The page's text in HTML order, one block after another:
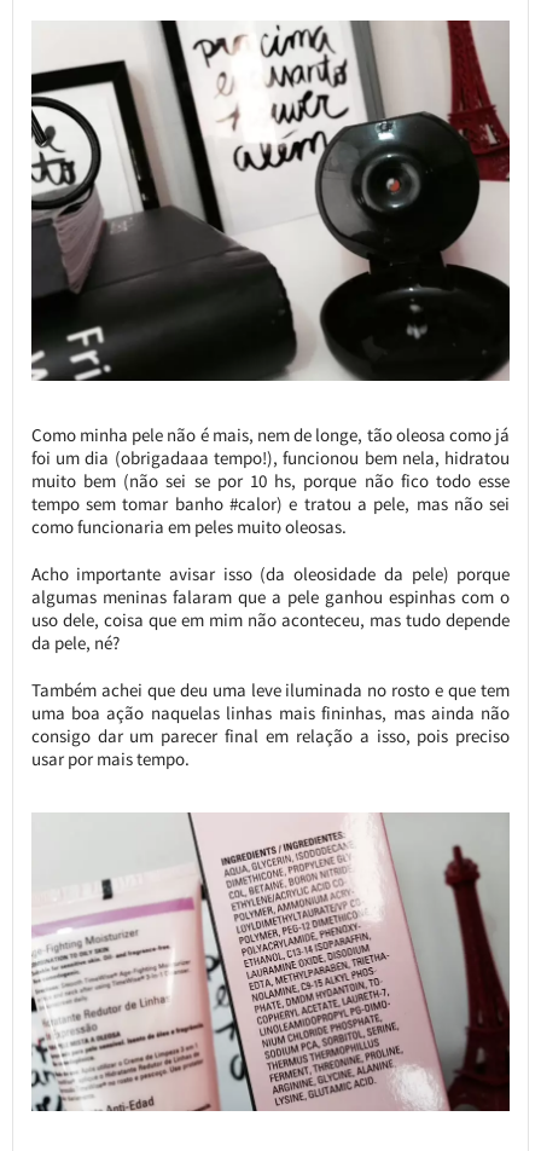
Como minha pele não é mais, nem de longe, tão oleosa como já
foi um dia (obrigadaaa tempo!), funcionou bem nela, hidratou
muito bem (não sei se por 10 hs, porque não fico todo esse
tempo sem tomar banho #calor) e tratou a pele, mas não sei
como funcionaria em peles muito oleosas.
Acho importante avisar isso (da oleosidade da pele) porque
algumas meninas falaram que a pele ganhou espinhas com o
uso dele, coisa que em mim não aconteceu, mas tudo depende
da pele, né?
Também achei que deu uma leve iluminada no rosto e que tem
uma boa ação naquelas linhas mais fininhas, mas ainda não
consigo dar um parecer final em relação a isso, pois preciso
usar por mais tempo.